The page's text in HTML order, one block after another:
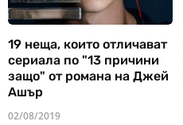
19 неща, които отличават
сериала по "13 причини
защо" от романа на Джей
Ашър
02/08/2019